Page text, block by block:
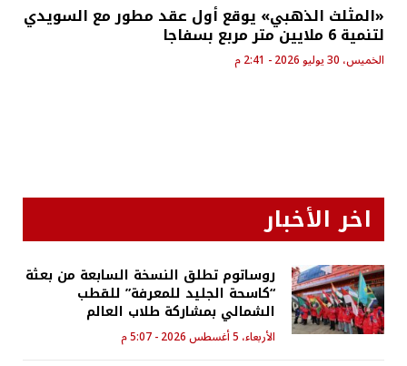
«المثلث الذهبي» يوقع أول عقد مطور مع السويدي
لتنمية 6 ملايين متر مربع بسفاجا
الخميس، 30 يوليو 2026 - 2:41 م
اخر الأخبار
روساتوم تطلق النسخة السابعة من بعثة
“كاسحة الجليد للمعرفة” للقطب
الشمالي بمشاركة طلاب العالم
الأربعاء، 5 أغسطس 2026 - 5:07 م